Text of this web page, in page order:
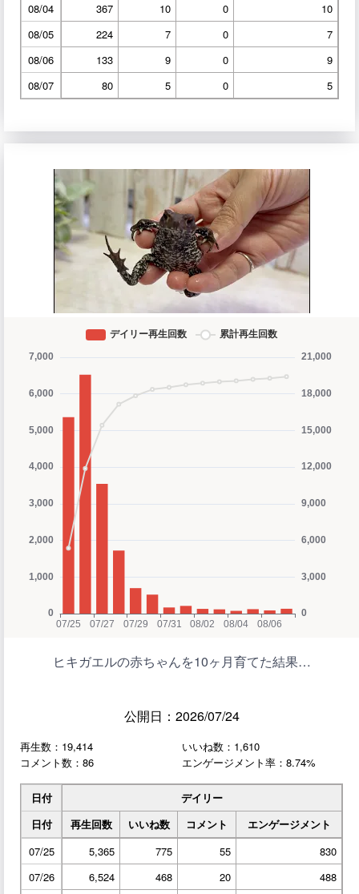
08/04 367 10 0
10
08/05
224 7 0
7
08/06
133 9 0
9
08/07
80 5 0 5
ヒキガエルの赤ちゃんを10ヶ月育てた結果…
公開日：2026/07/24
再生数：19,414
いいね数：1,610
コメント数：86
エンゲージメント率：8.74%
日付
デイリー
日付
再生回数 いいね数 コメント
エンゲージメント
07/25
5,365 775 55
830
07/26
6,524 468 20
488